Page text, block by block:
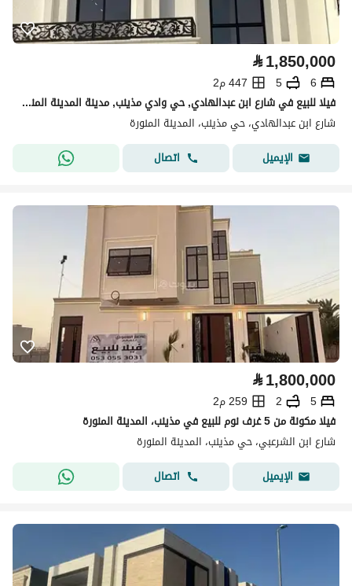
⃁1,850,000
6
5
447 م2
فيلا للبيع في شارع ابن عبدالهادي, حي وادي مذينب, مدينة المدينة المنورة
شارع ابن عبدالهادي، حي مذينب، المدينة المنورة
الإيميل
اتصال
⃁1,800,000
5
2
259 م2
فيلا مكونة من 5 غرف نوم للبيع في مذينب، المدينة المنورة
شارع ابن الشرعبي، حي مذينب، المدينة المنورة
الإيميل
اتصال